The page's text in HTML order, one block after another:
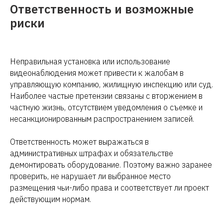
Ответственность и возможные
риски
Неправильная установка или использование
видеонаблюдения может привести к жалобам в
управляющую компанию, жилищную инспекцию или суд.
Наиболее частые претензии связаны с вторжением в
частную жизнь, отсутствием уведомления о съемке и
несанкционированным распространением записей.
Ответственность может выражаться в
административных штрафах и обязательстве
демонтировать оборудование. Поэтому важно заранее
проверить, не нарушает ли выбранное место
размещения чьи-либо права и соответствует ли проект
действующим нормам.